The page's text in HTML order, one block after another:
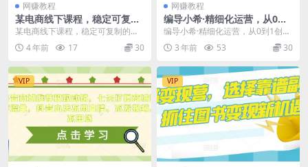
网赚教程
某电商线下课程，稳定可复制
的单品矩阵日不落，做一个不
吃主播的单品直播间
某电商线下课程，稳定可复制的单
品矩阵日不落，做一个不吃主播的
单品直播间 如何做一...
4 年前 17 30
网赚教程
编导小希·精细化运营，从0到1
创作短视频的完整流程，用导
演的思维去创作短视频
编导小希·精细化运营，从0到1创作
短视频的完整流程，用导演的思维
去创作短视频 课...
3 年前 53 30
VIP VIP